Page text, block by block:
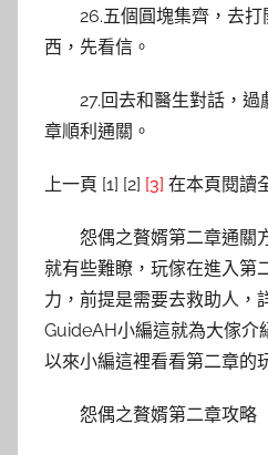
26.五個圓塊集齊，去
西，先看信。
27.回去和醫生對話，
章順利通關。
上一頁 [1] [2] [3] 在本頁閱讀
怨偶之贅婿第二章通關
就有些難瞭，玩傢在進入第
力，前提是需要去救助人，
GuideAH小編這就為大傢介
以來小編這裡看看第二章的
怨偶之贅婿第二章攻略